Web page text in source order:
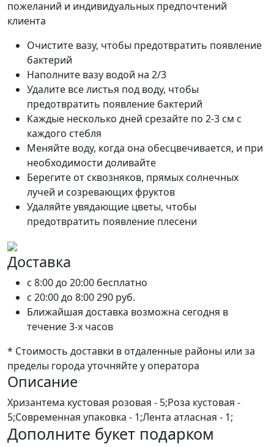
пожеланий и индивидуальных предпочтений
клиента
Очистите вазу, чтобы предотвратить появление
бактерий
Наполните вазу водой на 2/3
Удалите все листья под воду, чтобы
предотвратить появление бактерий
Каждые несколько дней срезайте по 2-3 см с
каждого стебля
Меняйте воду, когда она обесцвечивается, и при
необходимости доливайте
Берегите от сквозняков, прямых солнечных
лучей и созревающих фруктов
Удаляйте увядающие цветы, чтобы
предотвратить появление плесени
Доставка
c 8:00 до 20:00 бесплатно
c 20:00 до 8:00290 руб.
Ближайшая доставка возможна сегодня в
течение 3-х часов
* Стоимость доставки в отдаленные районы или за
пределы города уточняйте у оператора
Описание
Хризантема кустовая розовая - 5;Роза кустовая -
5;Современная упаковка - 1;Лента атласная - 1;
Дополните букет подарком